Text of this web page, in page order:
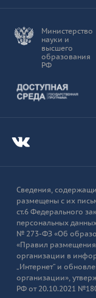
Министерство
науки и
высшего
образования
РФ
Доступная среда
Мы во Вконтакте
Сведения,
размещены с их
ст.6 Федерального
персональных
№ 273-ФЗ «Об
«Правил
организации в
„Интернет“ и
организации»,
РФ от 20.10.2021